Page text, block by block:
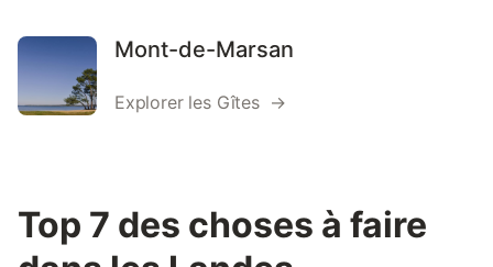
Mont-de-Marsan
Explorer les Gîtes →
Top 7 des choses à faire